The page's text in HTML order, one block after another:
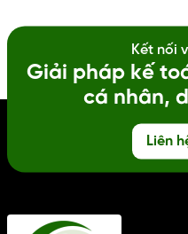
Kết nối
Giải pháp kế
cá nhân,
Liên